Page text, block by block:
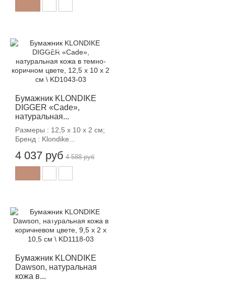
Бумажник KLONDIKE
DIGGER «Cade»,
натуральная...
Размеры : 12,5 x 10 x 2 см;
Бренд : Klondike...
4 037 руб
-12%
4 588 руб
Бумажник KLONDIKE
Dawson, натуральная
кожа в...